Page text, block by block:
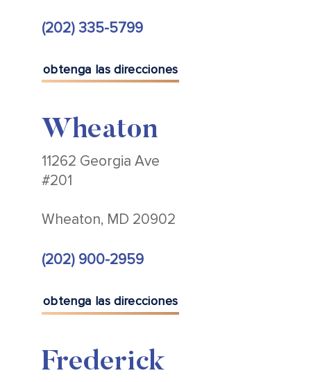
(202) 335-5799
obtenga las direcciones
Wheaton
11262 Georgia Ave
#201
Wheaton, MD 20902
(202) 900-2959
obtenga las direcciones
Frederick